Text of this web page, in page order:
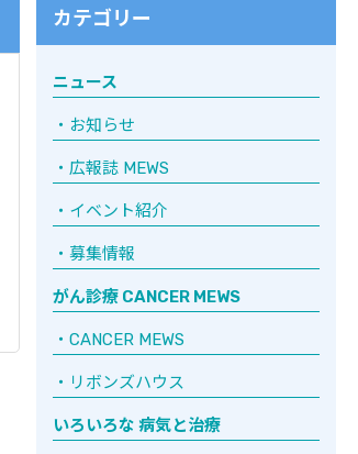
カテゴリー
ニュース
お知らせ
広報誌 MEWS
イベント紹介
募集情報
がん診療 CANCER MEWS
CANCER MEWS
リボンズハウス
いろいろな 病気と治療